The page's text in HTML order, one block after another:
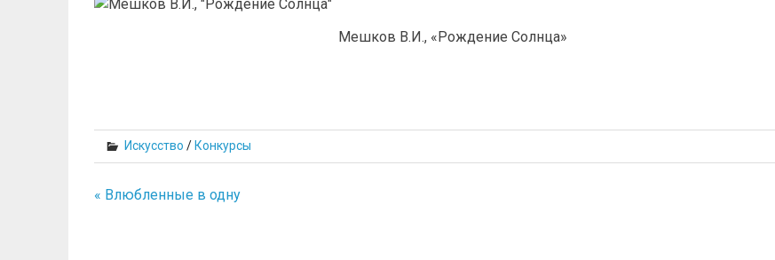
Мешков В.И., «Рождение Солнца»
Искусство / Конкурсы
« Влюбленные в одну